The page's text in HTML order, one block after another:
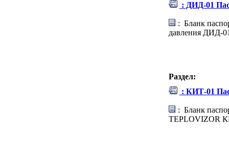
: ДИД-01
: Бланк
давления ДИД-
Раздел:
: КИТ-01
: Бланк
TEPLOVIZOR